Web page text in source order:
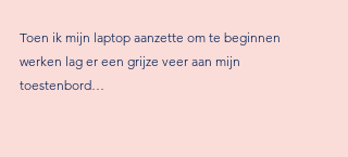
Toen ik mijn laptop aanzette om te beginnen
werken lag er een grijze veer aan mijn
toestenbord…